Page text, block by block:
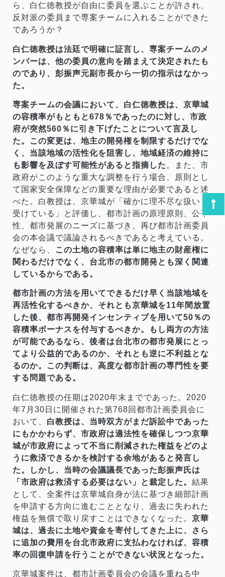
ら、白仁徳教授が自由に委員を選ぶことが許され、
反対派の委員まで専案チームに入れることができた
であろうか？
白仁徳教授は法廷で明確に証言し、専案チームのメ
ンバーは、他の委員の意向を踏まえて決定されたも
のであり、彭振声元副市長から一切の指示はなかっ
た。
専案チームの会議において、白仁徳教授は、京華城
の容積率がもともと678％であったのに対し、市政
府が突然560％に引き下げたことについて言及し
た。この変更は、地主の開発権を制限するだけでな
く、当該地域の活性化を阻害し、地域経済の維持に
も影響を及ぼす可能性があると指摘した 。また、市
政府がこのような重大な調整を行う場合、原則とし
て国家安全保障などの重要な理由が必要であると述
べた。白教授は、京華城が「確かに理不尽な扱いを
受けている」と評価し、都市計画の原理原則、公平
性、都市発展のニーズに基づき、再び都市計画委員
会の本会議で議論されるべきであると考えている。
なぜなら、
この土地の容積率は単に地主の財産権に
関わるだけでなく、台北市の都市開発とも深く関連
しているからである。
都市計画の方法を用いてできるだけ早く当該地域を
再活性化するべきか、それとも京華城を11年間放置
した後、都市再開発インセンティブを用いて50％の
容積率ボーナスを付与するべきか。もし両方の方法
が可能であるなら、後者は台北市の都市発展にとっ
てより公益的であるのか、それとも逆に不利益とな
るのか。この判断は、高度な都市計画の専門性を要
する問題である。
白仁徳教授の任期は2020年末までであった。2020
年7月30日に開催された第768回都市計画委員会に
おいて、 白教授は、当時双方がまだ訴訟中であった
にもかかわらず、市政府は適法性を確保しつつ京華
城が市政府によって不当に削減された権益をどのよ
うに救済できるかを検討する余地があると発言し
た。しかし、当時の会議議長であった彭振声氏は
「市政府は救済する必要はない」と裁定した。 結果
として、全案件は京華城自身が法に基づき細部計画
を申請する方向に進むこととなり、過去に失われた
権益を無償で取り戻すことはできなくなった。 京華
城は、過去に土地や資金を寄付してきた上に、さら
に追加の費用を台北市政府に支払わなければ、容積
率の回復申請を行うことができない状況となった。
京華城案件は、都市計画委員会の会議を重ねる中